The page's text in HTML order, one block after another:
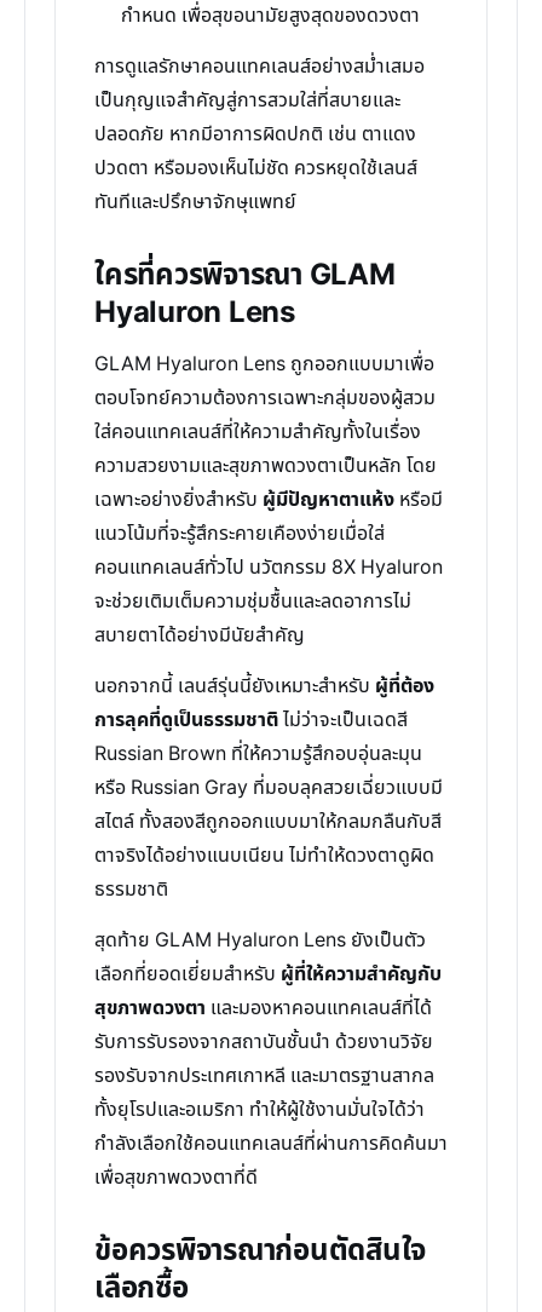
กำหนด เพื่อสุขอนามัยสูงสุดของดวงตา
การดูแลรักษาคอนแทคเลนส์อย่างสม่ำเสมอ
เป็นกุญแจสำคัญสู่การสวมใส่ที่สบายและ
ปลอดภัย หากมีอาการผิดปกติ เช่น ตาแดง
ปวดตา หรือมองเห็นไม่ชัด ควรหยุดใช้เลนส์
ทันทีและปรึกษาจักษุแพทย์
ใครที่ควรพิจารณา GLAM
Hyaluron Lens
GLAM Hyaluron Lens ถูกออกแบบมาเพื่อ
ตอบโจทย์ความต้องการเฉพาะกลุ่มของผู้สวม
ใส่คอนแทคเลนส์ที่ให้ความสำคัญทั้งในเรื่อง
ความสวยงามและสุขภาพดวงตาเป็นหลัก โดย
เฉพาะอย่างยิ่งสำหรับ ผู้มีปัญหาตาแห้ง หรือมี
แนวโน้มที่จะรู้สึกระคายเคืองง่ายเมื่อใส่
คอนแทคเลนส์ทั่วไป นวัตกรรม 8X Hyaluron
จะช่วยเติมเต็มความชุ่มชื้นและลดอาการไม่
สบายตาได้อย่างมีนัยสำคัญ
นอกจากนี้ เลนส์รุ่นนี้ยังเหมาะสำหรับ ผู้ที่ต้อง
การลุคที่ดูเป็นธรรมชาติไม่ว่าจะเป็นเฉดสี
Russian Brown ที่ให้ความรู้สึกอบอุ่นละมุน
หรือ Russian Gray ที่มอบลุคสวยเฉี่ยวแบบมี
สไตล์ ทั้งสองสีถูกออกแบบมาให้กลมกลืนกับสี
ตาจริงได้อย่างแนบเนียน ไม่ทำให้ดวงตาดูผิด
ธรรมชาติ
สุดท้าย GLAM Hyaluron Lens ยังเป็นตัว
เลือกที่ยอดเยี่ยมสำหรับ ผู้ที่ให้ความสำคัญกับ
สุขภาพดวงตา และมองหาคอนแทคเลนส์ที่ได้
รับการรับรองจากสถาบันชั้นนำ ด้วยงานวิจัย
รองรับจากประเทศเกาหลี และมาตรฐานสากล
ทั้งยุโรปและอเมริกา ทำให้ผู้ใช้งานมั่นใจได้ว่า
กำลังเลือกใช้คอนแทคเลนส์ที่ผ่านการคิดค้นมา
เพื่อสุขภาพดวงตาที่ดี
ข้อควรพิจารณาก่อนตัดสินใจ
เลือกซื้อ